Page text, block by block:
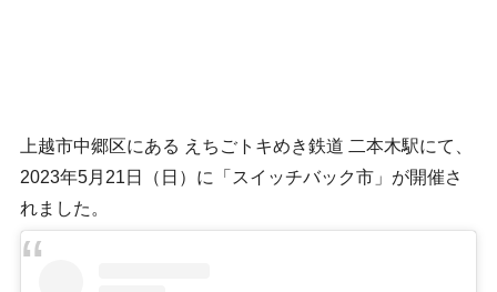
上越市中郷区にある えちごトキめき鉄道 二本木駅にて、
2023年5月21日（日）に「スイッチバック市」が開催さ
れました。